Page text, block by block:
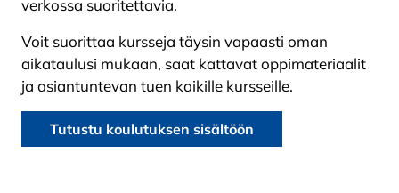
verkossa suoritettavia.
Voit suorittaa kursseja täysin vapaasti oman
aikataulusi mukaan, saat kattavat oppimateriaalit
ja asiantuntevan tuen kaikille kursseille.
Tutustu koulutuksen sisältöön